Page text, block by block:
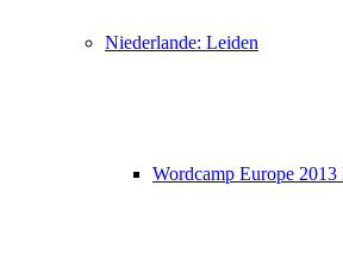
Niederlande: Leiden
Wordcamp Europe 2013